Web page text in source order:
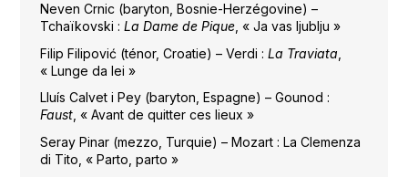
Neven Crnic (baryton, Bosnie-Herzégovine) –
Tchaïkovski : La Dame de Pique, « Ja vas ljublju »
Filip Filipović (ténor, Croatie) – Verdi : La Traviata
« Lunge da lei »
Lluís Calvet i Pey (baryton, Espagne) – Gounod :
Faust, « Avant de quitter ces lieux »
Seray Pinar (mezzo, Turquie) – Mozart : La Clemenza
di Tito, « Parto, parto »